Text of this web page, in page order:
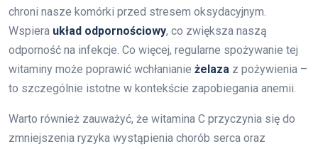
chroni nasze komórki przed stresem oksydacyjnym.
Wspiera układ odpornościowy, co zwiększa naszą
odporność na infekcje. Co więcej, regularne spożywanie tej
witaminy może poprawić wchłanianie żelaza z pożywienia –
to szczególnie istotne w kontekście zapobiegania anemii.
Warto również zauważyć, że witamina C przyczynia się do
zmniejszenia ryzyka wystąpienia chorób serca oraz